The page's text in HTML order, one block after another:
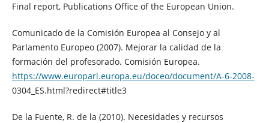
Final report, Publications Office of the European Union.
Comunicado de la Comisión Europea al Consejo y al
Parlamento Europeo (2007). Mejorar la calidad de la
formación del profesorado. Comisión Europea.
https://www.europarl.europa.eu/doceo/document/A-6-2008-
0304_ES.html?redirect#title3
De la Fuente, R. de la (2010). Necesidades y recursos